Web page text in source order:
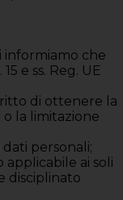
informiamo che
e ss. Reg. UE
di ottenere la
la limitazione
personali;
ai soli
disciplinato